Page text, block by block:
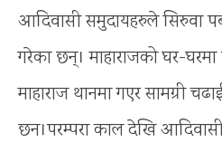
आदिवासी समुदायहरुले सिरुवा
गरेका छन्। माहाराजको घर-
माहाराज थानमा गएर सामग्री
छन।परम्परा काल देखि